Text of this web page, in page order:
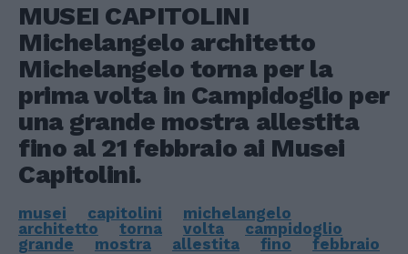
MUSEI CAPITOLINI
Michelangelo architetto
Michelangelo torna per la
prima volta in Campidoglio per
una grande mostra allestita
fino al 21 febbraio ai Musei
Capitolini.
musei capitolini
michelangelo
architetto
torna volta
campidoglio
grande
mostra allestita fino febbraio